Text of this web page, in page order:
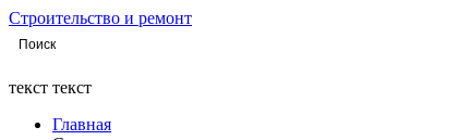
Строительство и ремонт
текст текст
Главная